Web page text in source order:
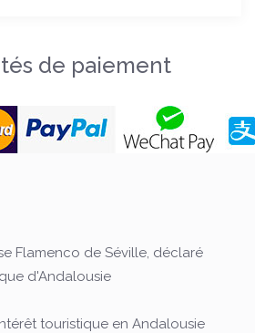
de paiement
Flamenco de Séville, déclaré
d'Andalousie
touristique en Andalousie